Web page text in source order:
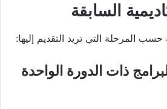
المرحلة التي تريد التقديم إليها:
ذات الدورة الواحدة